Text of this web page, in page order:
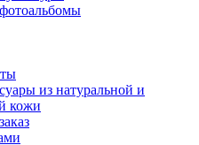
из натуральной и
кожи